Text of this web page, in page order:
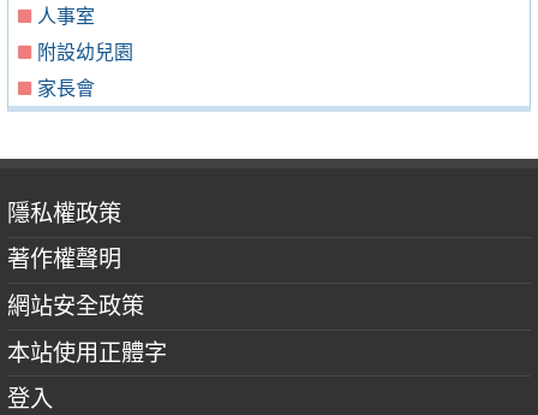
人事室
附設幼兒園
家長會
隱私權政策
著作權聲明
網站安全政策
本站使用正體字
登入